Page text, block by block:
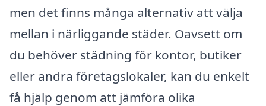
men det finns många alternativ att välja
mellan i närliggande städer. Oavsett om
du behöver städning för kontor, butiker
eller andra företagslokaler, kan du enkelt
få hjälp genom att jämföra olika